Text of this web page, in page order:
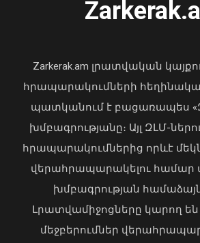
Հյուսիսային կիսագնդում
է ջերմաստիճանային նոր ռեկորդ
08 Օգոստոս, 2026 12:26
«Պարտվեցինք դաժան
04 Օգոստոս, 2026 19:12
Zarkerak.am լրատվական
հրապարակումների
պատկանում է բացառապես
խմբագրությանը։ Այլ ԶԼՄ-
հրապարակումներից որևէ
վերահրապարակելու համար
խմբագրության
Լրատվամիջոցները կարող են
մեջբերումներ